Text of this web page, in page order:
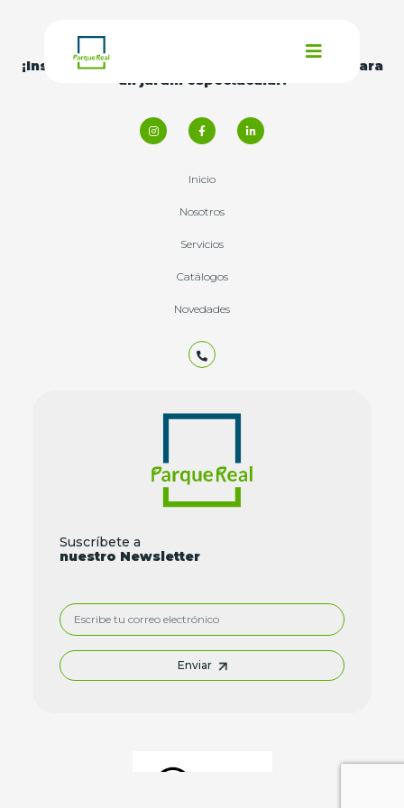
¡Inspírate con nuestras
para
un jardín espectacular!
Inicio
Nosotros
Servicios
Catálogos
Novedades
Suscríbete a
nuestro Newsletter
Enviar